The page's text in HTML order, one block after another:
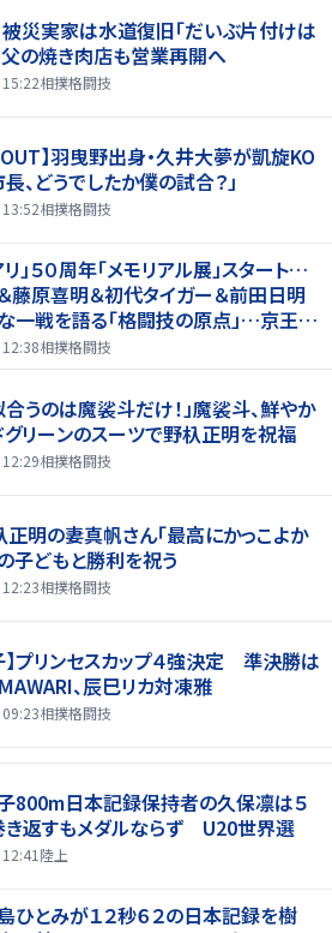
被災実家は水道復旧「だいぶ片付けは
父の焼き肉店も営業再開へ
相撲格闘技
OUT】羽曳野出身・久井大夢が凱旋KO
、どうでしたか僕の試合？」
相撲格闘技
」５０周年「メモリアル展」スタート…
藤原喜明＆初代タイガー＆前田日明
一戦を語る「格闘技の原点」…京王プ
で３１日まで
相撲格闘技
合うのは魔裟斗だけ！」魔裟斗、鮮やか
グリーンのスーツで野杁正明を祝福
相撲格闘技
正明の妻真帆さん「最高にかっこよか
子どもと勝利を祝う
相撲格闘技
】プリンセスカップ４強決定 準決勝は
、辰巳リカ対凍雅
相撲格闘技
子800m日本記録保持者の久保凛は５
き返すもメダルならず U20世界選
陸上
島ひとみが１２秒６２の日本記録を樹